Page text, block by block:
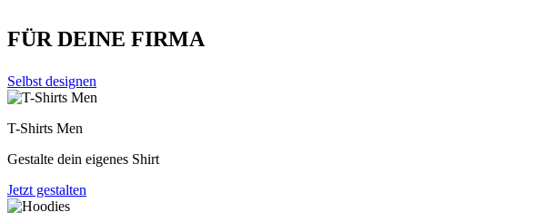
FÜR DEINE FIRMA
Selbst designen
T-Shirts Men
Gestalte dein eigenes Shirt
Jetzt gestalten